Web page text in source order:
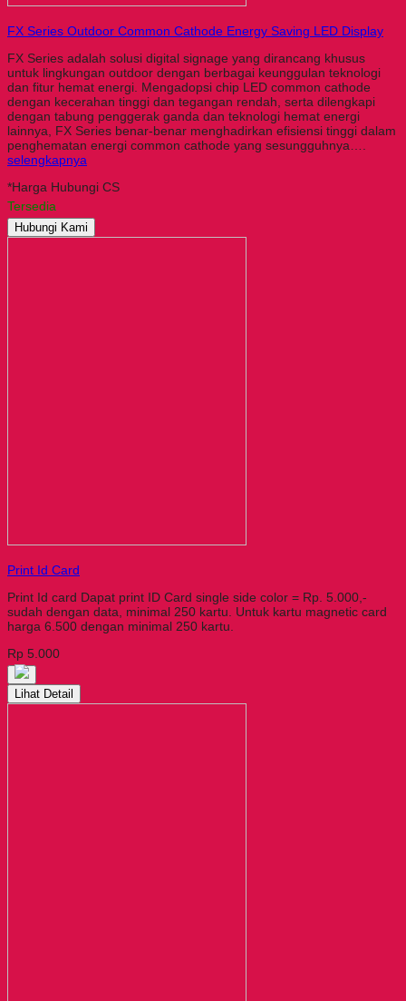
FX Series Outdoor Common Cathode Energy Saving LED Display
FX Series adalah solusi digital signage yang dirancang khusus
untuk lingkungan outdoor dengan berbagai keunggulan teknologi
dan fitur hemat energi. Mengadopsi chip LED common cathode
dengan kecerahan tinggi dan tegangan rendah, serta dilengkapi
dengan tabung penggerak ganda dan teknologi hemat energi
lainnya, FX Series benar-benar menghadirkan efisiensi tinggi dalam
penghematan energi common cathode yang sesungguhnya….
selengkapnya
*Harga Hubungi CS
Tersedia
Hubungi Kami
Print Id Card
Print Id card Dapat print ID Card single side color = Rp. 5.000,-
sudah dengan data, minimal 250 kartu. Untuk kartu magnetic card
harga 6.500 dengan minimal 250 kartu.
Rp 5.000
Lihat Detail